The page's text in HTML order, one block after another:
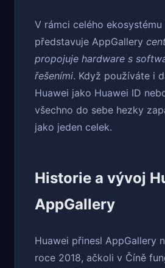
V rámci celého ekosystému
představuje AppGallery
propojuje hardware s
řešeními. Když používáte i
Huawei jako Huawei ID
všechno do sebe hezky
jako jeden celek.
Historie a vývoj
AppGallery
Huawei přinesl AppGallery
roce 2018, ačkoli v Číně